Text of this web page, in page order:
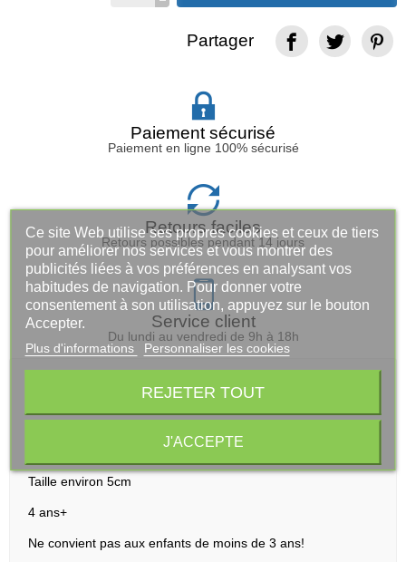
Partager
Paiement sécurisé
Paiement en ligne 100% sécurisé
Retours faciles
Retours possibles pendant 14 jours
Service client
Du lundi au vendredi de 9h à 18h
Figurine He Man And The Masters Of Universe Eternia
Taille environ 5cm
4 ans+
Ne convient pas aux enfants de moins de 3 ans!
Ce site Web utilise ses propres cookies et ceux de tiers
pour améliorer nos services et vous montrer des
publicités liées à vos préférences en analysant vos
habitudes de navigation. Pour donner votre
consentement à son utilisation, appuyez sur le bouton
Accepter.
Plus d'informations Personnaliser les cookies
REJETER TOUT
J'ACCEPTE